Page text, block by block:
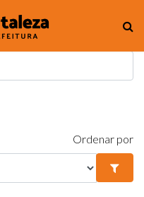
Ordenar por